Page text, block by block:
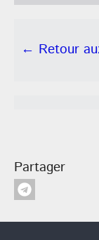
← Retour
Partager